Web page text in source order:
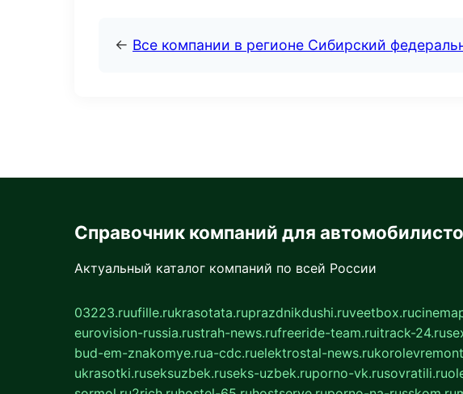
← Все компании в регионе Сибирский
Справочник компаний для
Актуальный каталог компаний по всей России
03223.ruufille.rukrasotata.ruprazdnikdushi.ruveetbox.ru
eurovision-russia.rustrah-news.rufreeride-team.ruitrack-24.ru
bud-em-znakomye.rua-cdc.ruelektrostal-news.ru
ukrasotki.ruseksuzbek.ruseks-uzbek.ruporno-vk.rusovratili.ru